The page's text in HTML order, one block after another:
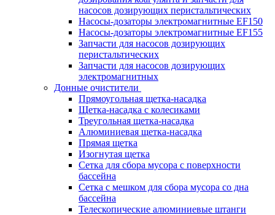
насосов дозирующих перистальтических
Насосы-дозаторы электромагнитные EF150
Насосы-дозаторы электромагнитные EF155
Запчасти для насосов дозирующих
перистальтических
Запчасти для насосов дозирующих
электромагнитных
Донные очистители
Прямоугольная щетка-насадка
Щетка-насадка с колесиками
Треугольная щетка-насадка
Алюминиевая щетка-насадка
Прямая щетка
Изогнутая щетка
Сетка для сбора мусора с поверхности
бассейна
Сетка с мешком для сбора мусора со дна
бассейна
Телескопические алюминиевые штанги